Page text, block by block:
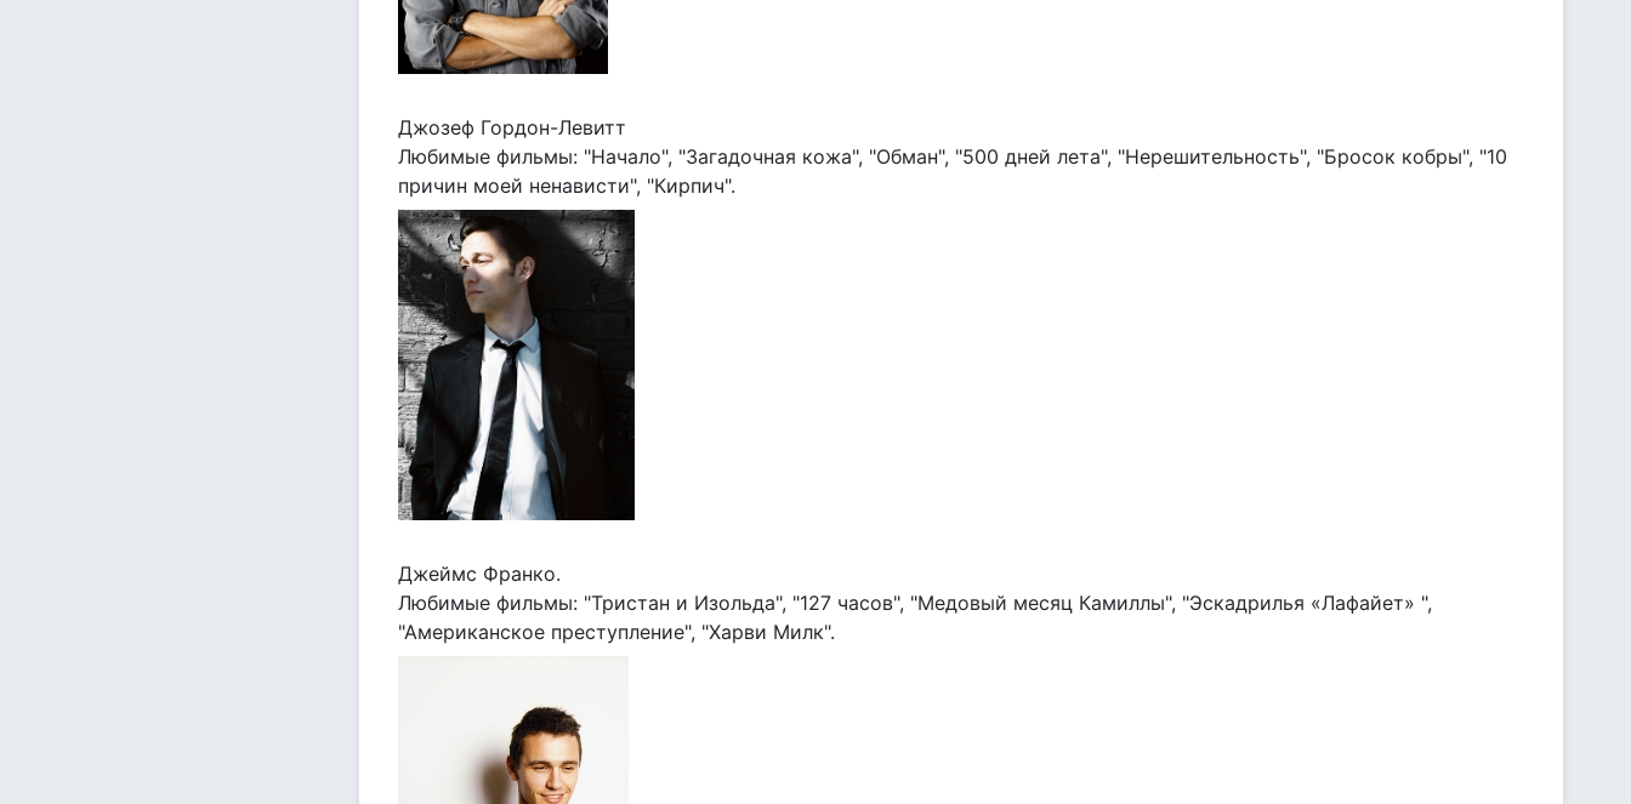
Джозеф Гордон-Левитт
Любимые фильмы: "Начало", "Загадочная кожа", "Обман", "500 дней лета", "Нерешительность", "Бросок кобры", "10
причин моей ненависти", "Кирпич".
Джеймс Франко.
Любимые фильмы: "Тристан и Изольда", "127 часов", "Медовый месяц Камиллы", "Эскадрилья «Лафайет» ",
"Американское преступление", "Харви Милк".